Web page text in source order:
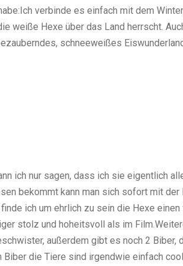
verbinde es einfach mit dem
weiße Hexe über das Land herrscht.
schneeweißes
ich nur sagen, dass ich sie eigentlich
bekommt kann man sich sofort mit der
ich um ehrlich zu sein die Hexe
stolz und hoheitsvoll als im Film.
außerdem gibt es noch 2 Biber,
Biber die Tiere sind irgendwie einfach